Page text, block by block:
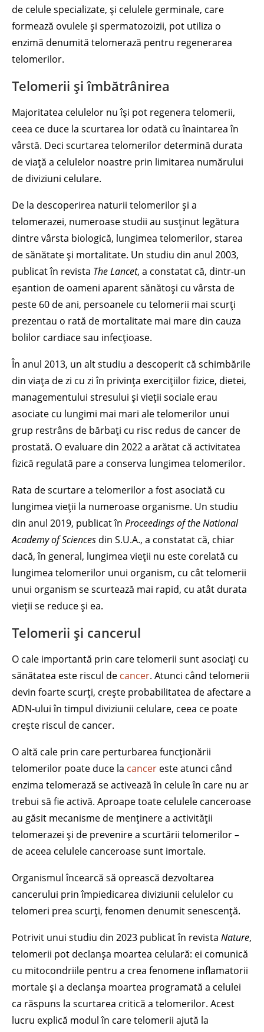
de celule specializate, și celulele germinale, care
formează ovulele și spermatozoizii, pot utiliza o
enzimă denumită telomerază pentru regenerarea
telomerilor.
Telomerii și îmbătrânirea
Majoritatea celulelor nu își pot regenera telomerii,
ceea ce duce la scurtarea lor odată cu înaintarea în
vârstă. Deci scurtarea telomerilor determină durata
de viață a celulelor noastre prin limitarea numărului
de diviziuni celulare.
De la descoperirea naturii telomerilor și a
telomerazei, numeroase studii au susținut legătura
dintre vârsta biologică, lungimea telomerilor, starea
de sănătate și mortalitate. Un studiu din anul 2003,
publicat în revista The Lancet, a constatat că, dintr-un
eșantion de oameni aparent sănătoși cu vârsta de
peste 60 de ani, persoanele cu telomerii mai scurți
prezentau o rată de mortalitate mai mare din cauza
bolilor cardiace sau infecțioase.
În anul 2013, un alt studiu a descoperit că schimbările
din viața de zi cu zi în privința exercițiilor fizice, dietei,
managementului stresului și vieții sociale erau
asociate cu lungimi mai mari ale telomerilor unui
grup restrâns de bărbați cu risc redus de cancer de
prostată. O evaluare din 2022 a arătat că activitatea
fizică regulată pare a conserva lungimea telomerilor.
Rata de scurtare a telomerilor a fost asociată cu
lungimea vieții la numeroase organisme. Un studiu
din anul 2019, publicat în Proceedings of the National
Academy of Sciences din S.U.A., a constatat că, chiar
dacă, în general, lungimea vieții nu este corelată cu
lungimea telomerilor unui organism, cu cât telomerii
unui organism se scurtează mai rapid, cu atât durata
vieții se reduce și ea.
Telomerii și cancerul
O cale importantă prin care telomerii sunt asociați cu
sănătatea este riscul de cancer. Atunci când telomerii
devin foarte scurți, crește probabilitatea de afectare a
ADN-ului în timpul diviziunii celulare, ceea ce poate
crește riscul de cancer.
O altă cale prin care perturbarea funcționării
telomerilor poate duce la cancer este atunci când
enzima telomerază se activează în celule în care nu ar
trebui să fie activă. Aproape toate celulele canceroase
au găsit mecanisme de menținere a activității
telomerazei și de prevenire a scurtării telomerilor –
de aceea celulele canceroase sunt imortale.
Organismul încearcă să oprească dezvoltarea
cancerului prin împiedicarea diviziunii celulelor cu
telomeri prea scurți, fenomen denumit senescență.
Potrivit unui studiu din 2023 publicat în revista Nature,
telomerii pot declanșa moartea celulară: ei comunică
cu mitocondriile pentru a crea fenomene inflamatorii
mortale și a declanșa moartea programată a celulei
ca răspuns la scurtarea critică a telomerilor. Acest
lucru explică modul în care telomerii ajută la